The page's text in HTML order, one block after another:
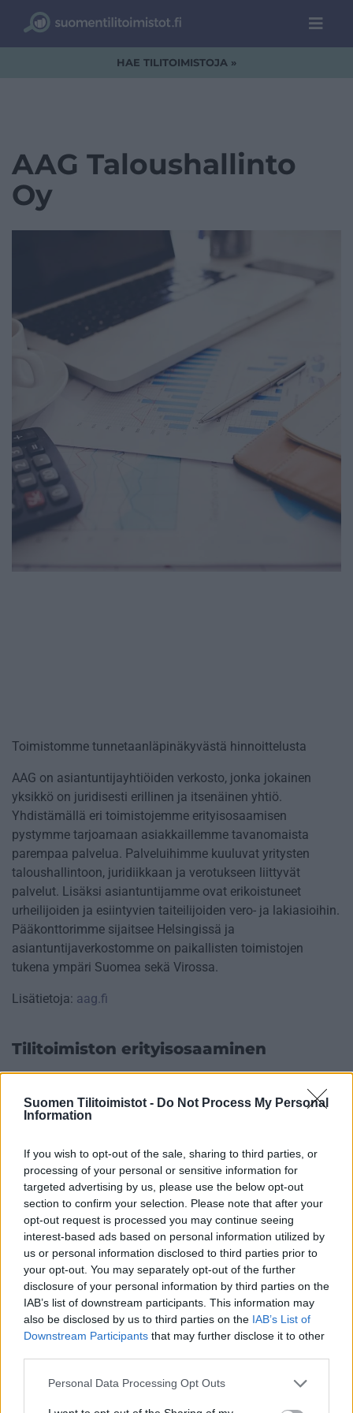
Suomen Tilitoimistot - Do Not Process My Personal
Information
If you wish to opt-out of the sale, sharing to third parties, or
processing of your personal or sensitive information for
targeted advertising by us, please use the below opt-out
section to confirm your selection. Please note that after your
opt-out request is processed you may continue seeing
interest-based ads based on personal information utilized by
us or personal information disclosed to third parties prior to
your opt-out. You may separately opt-out of the further
disclosure of your personal information by third parties on the
IAB’s list of downstream participants. This information may
also be disclosed by us to third parties on the IAB’s List of
Downstream Participants that may further disclose it to other
Please note that this website/app uses one or more Google
Personal Data Processing Opt Outs
HAE TILITOIMISTOJA »
AAG Taloushallinto
Oy
Toimistomme tunnetaanläpinäkyvästä hinnoittelusta
AAG on asiantuntijayhtiöiden verkosto, jonka jokainen
yksikkö on juridisesti erillinen ja itsenäinen yhtiö.
Yhdistämällä eri toimistojemme erityisosaamisen
pystymme tarjoamaan asiakkaillemme tavanomaista
parempaa palvelua. Palveluihimme kuuluvat yritysten
taloushallintoon, juridiikkaan ja verotukseen liittyvät
palvelut. Lisäksi asiantuntijamme ovat erikoistuneet
urheilijoiden ja esiintyvien taiteilijoiden vero- ja lakiasioihin.
Pääkonttorimme sijaitsee Helsingissä ja
asiantuntijaverkostomme on paikallisten toimistojen
tukena ympäri Suomea sekä Virossa.
Lisätietoja: aag.fi
Tilitoimiston erityisosaaminen
Suomi
Venäjä
Yhtiökoko
Keskikokoiset
Pienet
Mikrot
Yhtiömuodot
Asunto-osakeyhtiö